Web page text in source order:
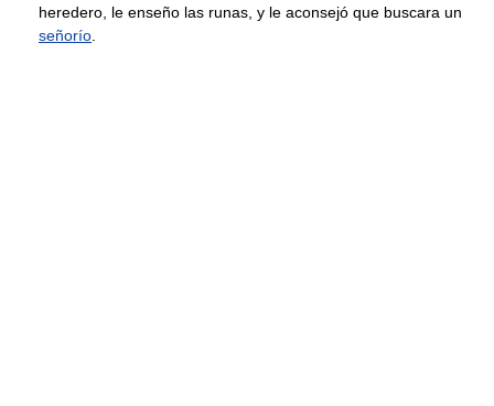
heredero, le enseño las runas, y le aconsejó que buscara un
señorío